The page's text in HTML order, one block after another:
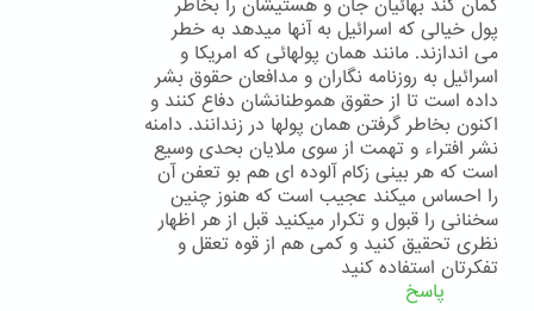
گمان کند بهائیان جان و هستیشان را بخاطر
پول خیالی که اسرائیل به آنها میدهد به خطر
می اندازند. مانند همان پولهائی که امریکا و
اسرائیل به روزنامه نگاران و مدافعان حقوق بشر
داده است تا از حقوق هموطنانشان دفاع کنند و
اکنون بخاطر گرفتن همان پولها در زندانند. دامنه
نشر افتراء و تهمت از سوی ملایان بحدی وسیع
است که هر بینی زکام آلوده ای هم بو تعفن آن
را احساس میکند عجیب است که هنوز چنین
سخنانی را قبول و تکرار میکنید قبل از هر اظهار
نظری تحقیق کنید و کمی هم از قوه تعقل و
تفکرتان استفاده کنید
پاسخ